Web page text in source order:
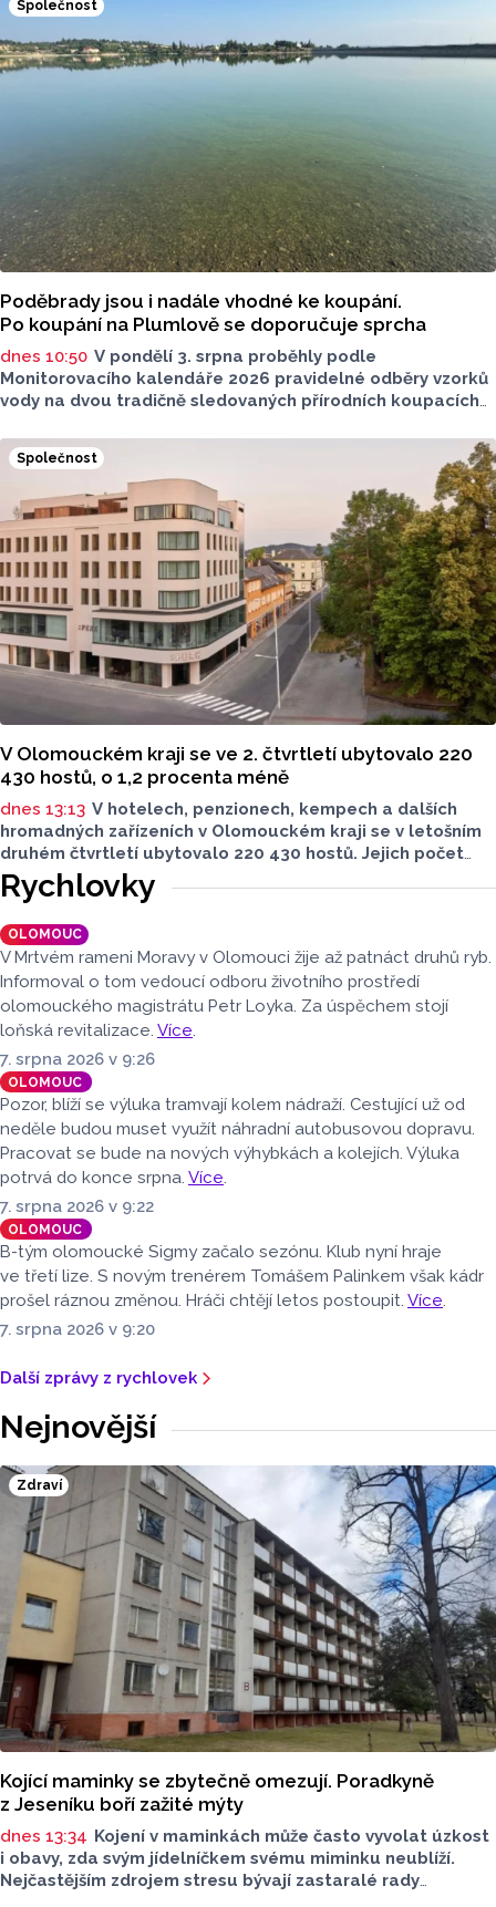
Poděbrady bez závor a nelegálního parkovného, která
upozorňuje na nevyhovujcí situaci s parkováním
u oblíbeného olomouckého letoviska. Za iniciativou stojí
zastupitel města Olomouce, na jeho přání nebudeme
Společnost
Poděbrady jsou i nadále vhodné ke koupání.
Po koupání na Plumlově se doporučuje sprcha
dnes 10:50 V pondělí 3. srpna proběhly podle
Monitorovacího kalendáře 2026 pravidelné odběry vzorků
vody na dvou tradičně sledovaných přírodních koupacích
(VN Plumlov) a v Koupací oblasti Poděbrady (KO
Poděbrady). Monitoring byl proveden Krajskou
hygienickou stanicí Olomouckého kraje (KHS)
ve spolupráci se Zdravotním ústavem se sídlem v Ostravě,
Centrem hygienických laboratoří v Olomouci.
Společnost
V Olomouckém kraji se ve 2. čtvrtletí ubytovalo 220
430 hostů, o 1,2 procenta méně
dnes 13:13 V hotelech, penzionech, kempech a dalších
hromadných zařízeních v Olomouckém kraji se v letošním
druhém čtvrtletí ubytovalo 220 430 hostů. Jejich počet
meziročně klesl o 1,2 procenta. Podle statistik však
přibylo ubytovaných cizinců, kterých bylo 45 548,
meziročně o 9,1 procenta více. Naopak domácích hostů
v regionu ubylo, kraj v tomto období navštívilo 174 882
turistů, což bylo meziročně o 3,6 procenta méně. Celkový
počet přenocování v kraji klesl o 4,7 procenta. Údaje
dnes zveřejnil Český statistický úřad (ČSÚ).
Rychlovky
OLOMOUC
V Mrtvém rameni Moravy v Olomouci žije až patnáct druhů ryb.
Informoval o tom vedoucí odboru životního prostředí
olomouckého magistrátu Petr Loyka. Za úspěchem stojí
loňská revitalizace. Více.
7. srpna 2026 v 9:26
OLOMOUC
Pozor, blíží se výluka tramvají kolem nádraží. Cestující už od
neděle budou muset využít náhradní autobusovou dopravu.
Pracovat se bude na nových výhybkách a kolejích. Výluka
potrvá do konce srpna. Více.
7. srpna 2026 v 9:22
OLOMOUC
B-tým olomoucké Sigmy začalo sezónu. Klub nyní hraje
ve třetí lize. S novým trenérem Tomášem Palinkem však kádr
prošel ráznou změnou. Hráči chtějí letos postoupit. Více.
7. srpna 2026 v 9:20
Další zprávy z rychlovek
Nejnovější
Zdraví
Kojící maminky se zbytečně omezují. Poradkyně
z Jeseníku boří zažité mýty
dnes 13:34 Kojení v maminkách může často vyvolat úzkost
i obavy, zda svým jídelníčkem svému miminku neublíží.
Nejčastějším zdrojem stresu bývají zastaralé rady